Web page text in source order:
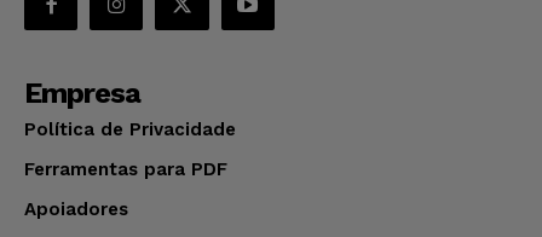
Empresa
Política de Privacidade
Ferramentas para PDF
Apoiadores